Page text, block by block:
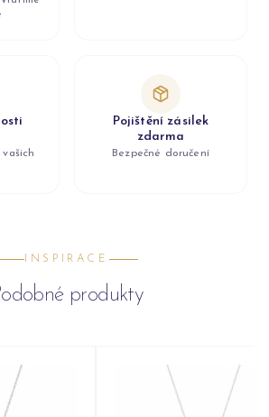
Pojištění zásilek
zdarma
Bezpečné doručení
INSPIRACE
produkty